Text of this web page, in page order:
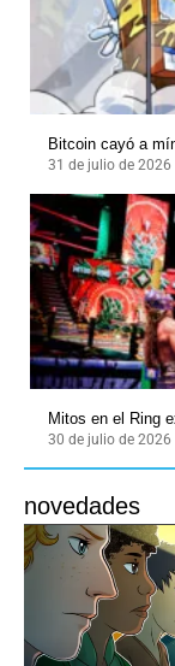
Bitcoin cayó a
31 de julio de 2026
Mitos en el Ring
30 de julio de 2026
novedades